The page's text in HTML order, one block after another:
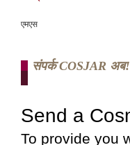
एमएस
संपर्क COSJAR अब!